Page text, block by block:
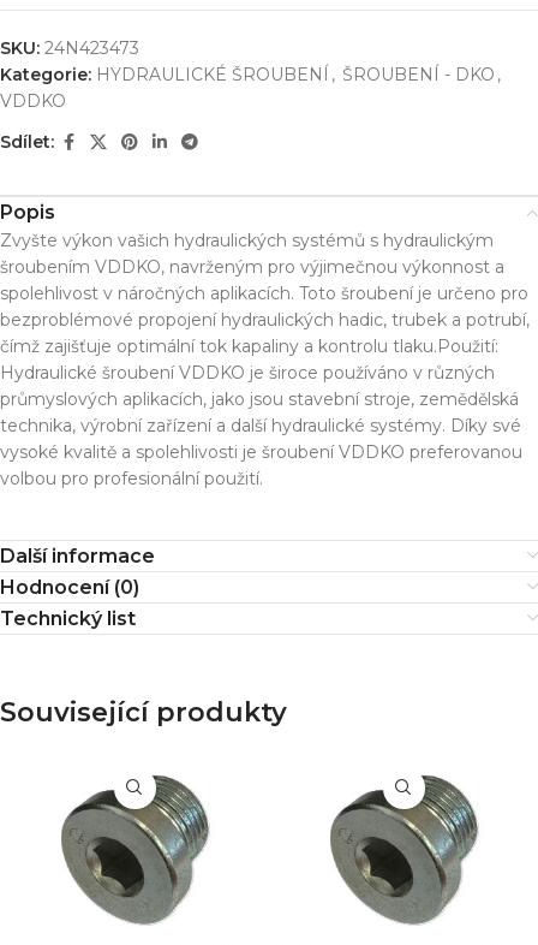
SKU: 24N423473
Kategorie: HYDRAULICKÉ ŠROUBENÍ , ŠROUBENÍ - DKO ,
VDDKO
Sdílet:
Popis
Zvyšte výkon vašich hydraulických systémů s hydraulickým
šroubením VDDKO, navrženým pro výjimečnou výkonnost a
spolehlivost v náročných aplikacích. Toto šroubení je určeno pro
bezproblémové propojení hydraulických hadic, trubek a potrubí,
čímž zajišťuje optimální tok kapaliny a kontrolu tlaku.Použití:
Hydraulické šroubení VDDKO je široce používáno v různých
průmyslových aplikacích, jako jsou stavební stroje, zemědělská
technika, výrobní zařízení a další hydraulické systémy. Díky své
vysoké kvalitě a spolehlivosti je šroubení VDDKO preferovanou
volbou pro profesionální použití.
Další informace
Hodnocení (0)
Technický list
Související produkty